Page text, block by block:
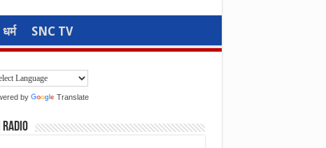
धर्म SNC TV
by Translate
Radio